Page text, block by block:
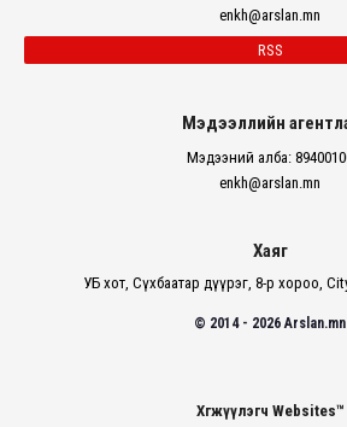
enkh@arslan.mn
RSS
Мэдээллийн
Мэдээний алба:
enkh@arslan.mn
Хаяг
УБ хот, Сүхбаатар дүүрэг, 8-р хороо,
© 2014 - 2026 Arslan.mn
Хөгжүүлэгч Websites™